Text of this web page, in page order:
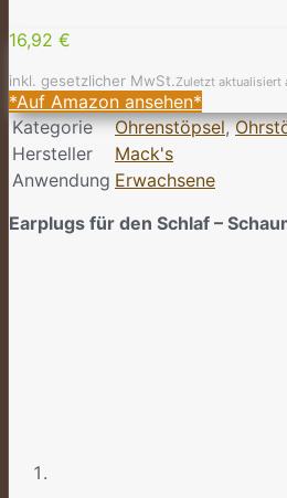
16,92 €
inkl. gesetzlicher MwSt.Zuletzt aktualisiert
*Auf Amazon ansehen*
Kategorie
Ohrenstöpsel,
Hersteller
Mack's
Anwendung Erwachsene
Earplugs für den Schlaf –